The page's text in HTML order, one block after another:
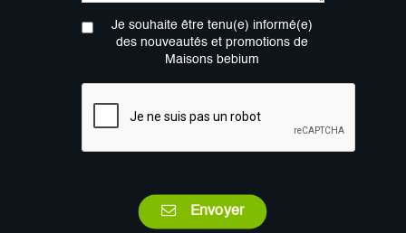
Je souhaite être tenu(e) informé(e)
des nouveautés et promotions de
Maisons bebium
Envoyer